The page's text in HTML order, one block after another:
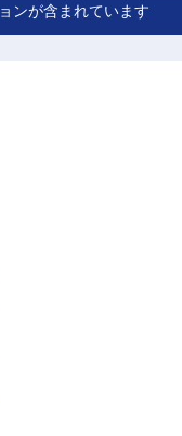
ンが含まれています